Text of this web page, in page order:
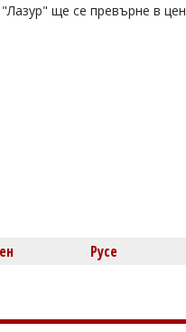
ще се превърне в
Русе